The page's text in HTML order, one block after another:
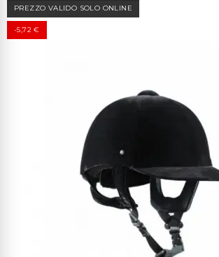
PREZZO VALIDO SOLO ONLINE
-5,72 €